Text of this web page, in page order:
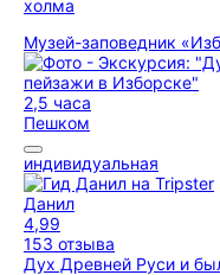
холма
Музей-заповедник
2,5 часа
Пешком
индивидуальная
Данил
4,99
153 отзыва
Дух Древней Руси и